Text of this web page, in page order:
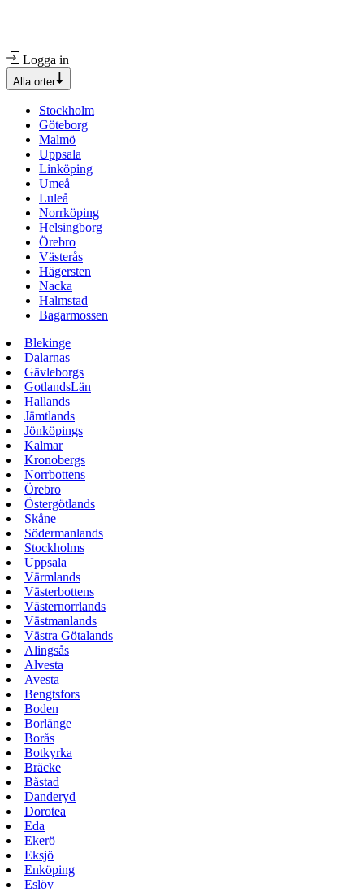
Logga in
Alla orter
Stockholm
Göteborg
Malmö
Uppsala
Linköping
Umeå
Luleå
Norrköping
Helsingborg
Örebro
Västerås
Hägersten
Nacka
Halmstad
Bagarmossen
Blekinge
Dalarnas
Gävleborgs
GotlandsLän
Hallands
Jämtlands
Jönköpings
Kalmar
Kronobergs
Norrbottens
Örebro
Östergötlands
Skåne
Södermanlands
Stockholms
Uppsala
Värmlands
Västerbottens
Västernorrlands
Västmanlands
Västra Götalands
Alingsås
Alvesta
Avesta
Bengtsfors
Boden
Borlänge
Borås
Botkyrka
Bräcke
Båstad
Danderyd
Dorotea
Eda
Ekerö
Eksjö
Enköping
Eslöv